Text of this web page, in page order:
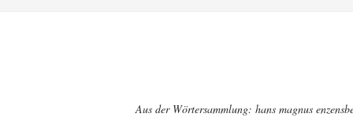
Aus der Wörtersammlung: hans magnus